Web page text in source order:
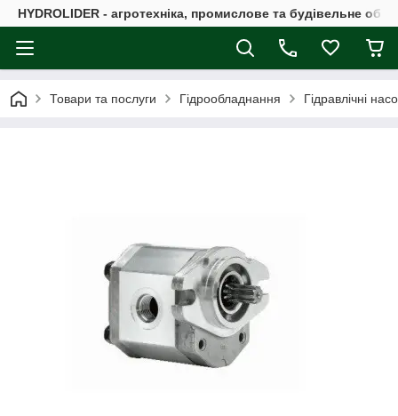
HYDROLIDER - агротехніка, промислове та будівельне
Товари та послуги Гідрообладнання Гідравлічні